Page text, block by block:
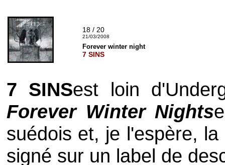
18 / 20
21/03/2008
Forever winter night
7 SINS
7 SINSest loin
Forever Winter Nights
suédois et, je l'espère,
signé sur un label de